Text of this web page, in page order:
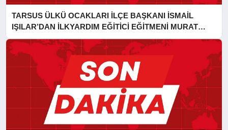
TARSUS ÜLKÜ OCAKLARI İLÇE BAŞKANI İSMAİL
IŞILAR’DAN İLKYARDIM EĞİTİCİ EĞİTMENİ MURAT
CAN FİDAN’A ZİYARET